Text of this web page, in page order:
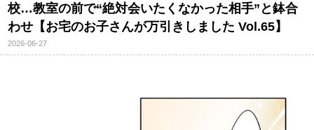
校…教室の前で“絶対会いたくなかった相手”と鉢合
わせ【お宅のお子さんが万引きしました Vol.65】
2026-06-27